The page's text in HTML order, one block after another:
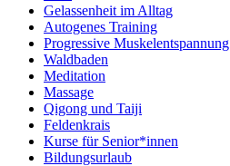
Gelassenheit im Alltag
Autogenes Training
Progressive Muskelentspannung
Waldbaden
Meditation
Massage
Qigong und Taiji
Feldenkrais
Kurse für Senior*innen
Bildungsurlaub